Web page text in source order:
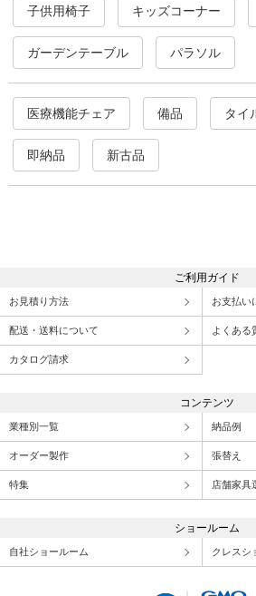
子供用椅子 キッズコーナー
ガーデンテーブル パラソル
医療機能チェア 備品 タイ
即納品 新古品
ご利用ガイド
お見積り方法 お支払い
配送・送料について よくある
カタログ請求
コンテンツ
業種別一覧 納品例
オーダー製作 張替え
特集 店舗家具
ショールーム
自社ショールーム クレスシ